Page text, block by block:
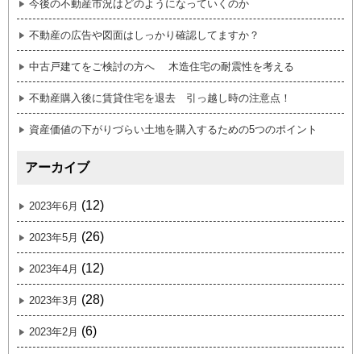
今後の不動産市況はどのようになっていくのか
不動産の広告や図面はしっかり確認してますか？
中古戸建てをご検討の方へ 木造住宅の耐震性を考える
不動産購入後に賃貸住宅を退去 引っ越し時の注意点！
資産価値の下がりづらい土地を購入するための5つのポイント
アーカイブ
2023年6月 (12)
2023年5月 (26)
2023年4月 (12)
2023年3月 (28)
2023年2月 (6)